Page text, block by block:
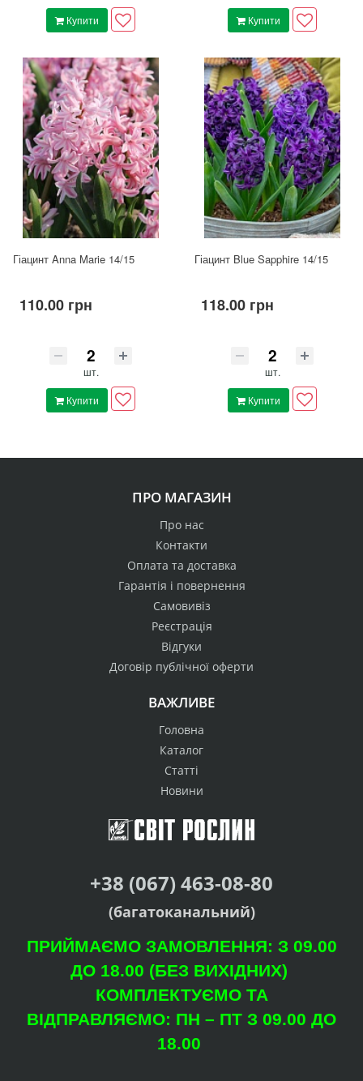
Купити Купити
Гіацинт Anna Marie 14/15
110.00 грн
шт.
Купити
Гіацинт Blue Sapphire 14/15
118.00 грн
шт.
Купити
ПРО МАГАЗИН
Про нас
Контакти
Оплата та доставка
Гарантія і повернення
Самовивіз
Реєстрація
Відгуки
Договір публічної оферти
ВАЖЛИВЕ
Головна
Каталог
Статті
Новини
+38 (067) 463-08-80
(багатоканальний)
ПРИЙМАЄМО ЗАМОВЛЕННЯ: З 09.00
ДО 18.00 (БЕЗ ВИХІДНИХ)
КОМПЛЕКТУЄМО ТА
ВІДПРАВЛЯЄМО: ПН – ПТ З 09.00 ДО
18.00